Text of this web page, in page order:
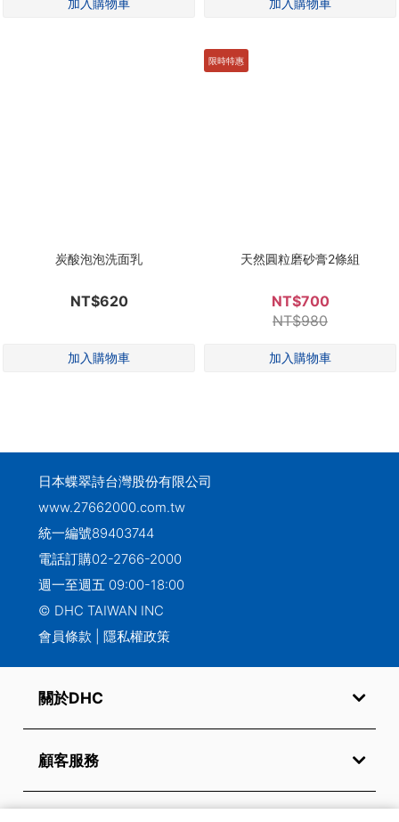
炭酸泡泡洗面乳
NT$620
限時特惠
天然圓粒磨砂膏2條組
NT$700
NT$980
日本蝶翠詩台灣股份有限公司
www.27662000.com.tw
統一編號89403744
電話訂購02-2766-2000
週一至週五 09:00-18:00
© DHC TAIWAN INC
會員條款
隱私權政策
關於DHC
顧客服務